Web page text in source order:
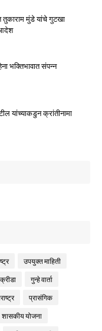
तुकाराम मुंडे यांचे गुटखा
आदेश
भक्तिभावात संपन्न
यांच्याकडुन क्रांतीनामा
उपयुक्त माहिती
क्रीडा गुन्हे वार्ता
प्रासंगिक
शासकीय योजना